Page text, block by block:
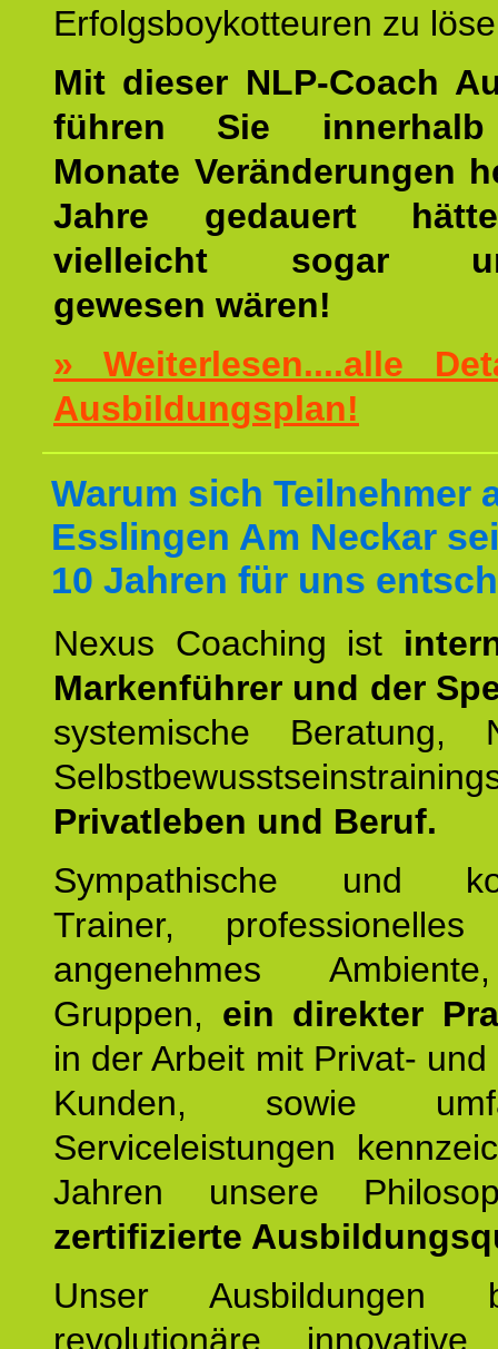
Erfolgsboykotteuren zu
Mit dieser NLP-Coach
führen Sie
Monate Veränderungen
Jahre gedauert
vielleicht sogar
gewesen wären!
» Weiterlesen....alle
Ausbildungsplan!
Warum sich Teilnehmer
Esslingen Am Neckar
10 Jahren für uns
Nexus Coaching ist
Markenführer und der
systemische Beratung,
Privatleben und Beruf.
Sympathische und
Trainer, professionelles
angenehmes
Gruppen, ein direkter
in der Arbeit mit Privat-
Kunden, sowie
Serviceleistungen
Jahren unsere
zertifizierte
Unser Ausbildungen
revolutionäre, innovative